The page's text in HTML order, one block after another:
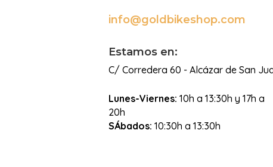
info@goldbikeshop.com
Estamos en:
C/ Corredera 60 - Alcázar de San
Lunes-Viernes: 10h a 13:30h y 17h a
20h
SÁbados: 10:30h a 13:30h